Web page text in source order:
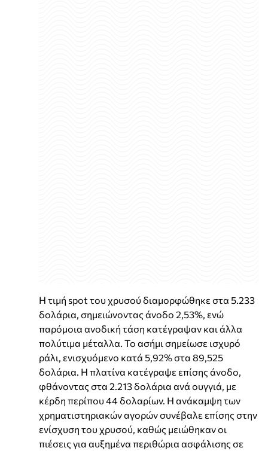
Η τιμή spot του χρυσού διαμορφώθηκε στα 5.233
δολάρια, σημειώνοντας άνοδο 2,53%, ενώ
παρόμοια ανοδική τάση κατέγραψαν και άλλα
πολύτιμα μέταλλα. Το ασήμι σημείωσε ισχυρό
ράλι, ενισχυόμενο κατά 5,92% στα 89,525
δολάρια. Η πλατίνα κατέγραψε επίσης άνοδο,
φθάνοντας στα 2.213 δολάρια ανά ουγγιά, με
κέρδη περίπου 44 δολαρίων. Η ανάκαμψη των
χρηματιστηριακών αγορών συνέβαλε επίσης στην
ενίσχυση του χρυσού, καθώς μειώθηκαν οι
πιέσεις για αυξημένα περιθώρια ασφάλισης σε